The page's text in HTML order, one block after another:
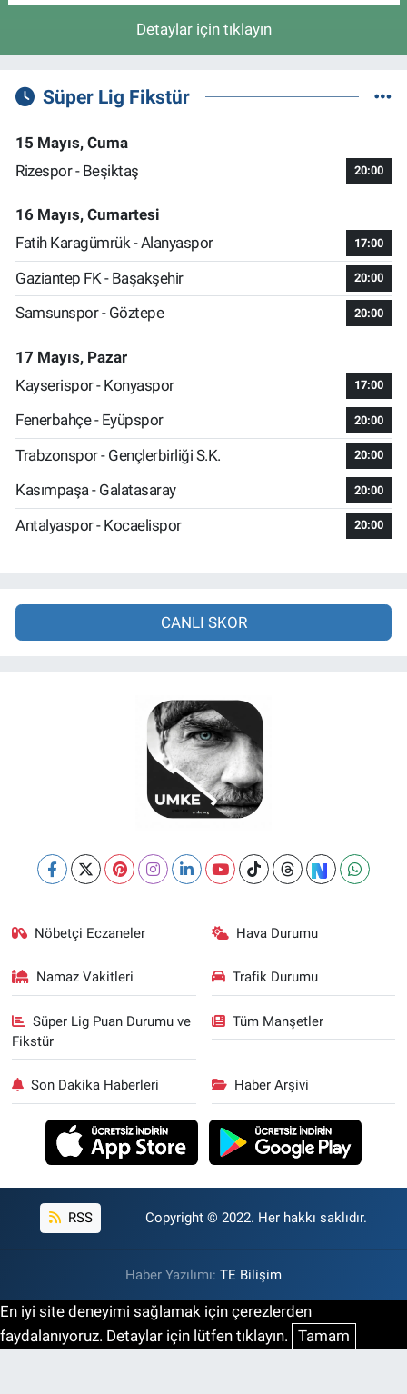
Detaylar için tıklayın
Süper Lig Fikstür
15 Mayıs, Cuma
Rizespor - Beşiktaş
20:00
16 Mayıs, Cumartesi
Fatih Karagümrük - Alanyaspor
17:00
Gaziantep FK - Başakşehir 20:00
Samsunspor - Göztepe 20:00
17 Mayıs, Pazar
Kayserispor - Konyaspor
17:00
Fenerbahçe - Eyüpspor 20:00
Trabzonspor - Gençlerbirliği S.K. 20:00
Kasımpaşa - Galatasaray 20:00
Antalyaspor - Kocaelispor 20:00
CANLI SKOR
Nöbetçi Eczaneler Hava Durumu
Namaz Vakitleri Trafik Durumu
Süper Lig Puan Durumu ve
Fikstür
Tüm Manşetler
Son Dakika Haberleri Haber Arşivi
RSS Copyright © 2022. Her hakkı saklıdır.
Haber Yazılımı: TE Bilişim
En iyi site deneyimi sağlamak için çerezlerden
faydalanıyoruz. Detaylar için lütfen tıklayın. Tamam